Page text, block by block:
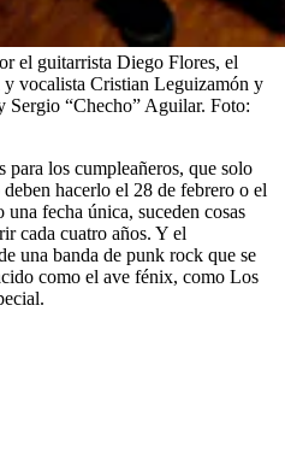
el guitarrista Diego Flores, el
vocalista Cristian Leguizamón y
Sergio “Checho” Aguilar. Foto:
para los cumpleañeros, que solo
hacerlo el 28 de febrero o el
fecha única, suceden cosas
cada cuatro años. Y el
una banda de punk rock que se
como el ave fénix, como Los